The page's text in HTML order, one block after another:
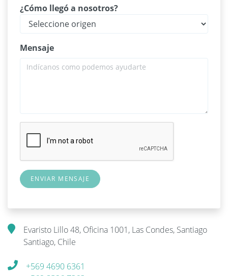
¿Cómo llegó a nosotros?
Mensaje
Evaristo Lillo 48, Oficina 1001, Las Condes, Santiago
Santiago, Chile
+569 4690 6361